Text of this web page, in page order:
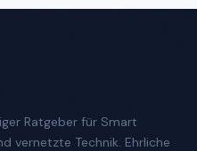
Ratgeber für Smart
vernetzte Technik. Ehrliche